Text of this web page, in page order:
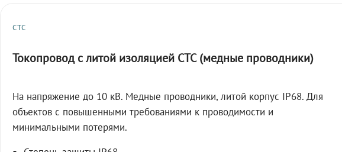
СТС
Токопровод с литой изоляцией СТС (медные проводники)
На напряжение до 10 кВ. Медные проводники, литой корпус IP68. Для
объектов с повышенными требованиями к проводимости и
минимальными потерями.